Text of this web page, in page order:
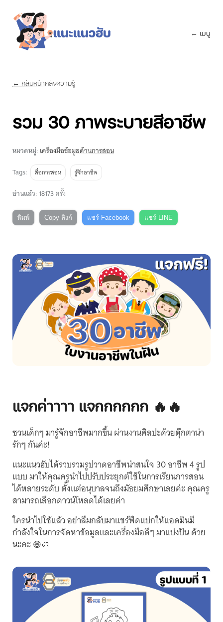
← เมนู
← กลับหน้าคลังความรู้
รวม 30 ภาพระบายสีอาชีพ
หมวดหมู่:เครื่องมือข้อมูลด้านการสอน
Tags:
สื่อการสอน รู้จักอาชีพ
อ่านแล้ว: 18173 ครั้ง
พิมพ์ Copy ลิงก์ แชร์ Facebook แชร์ LINE
แจกค่าาาา แจกกกกกก 🔥🔥
ชวนเด็กๆ มารู้จักอาชีพมากขึ้น ผ่านงานศิลปะด้วยตุ๊กตาน่า
รักๆ กันค่ะ!
แนะแนวฮับได้รวบรวมรูปวาดอาชีพน่าสนใจ 30 อาชีพ 4 รูป
แบบ มาให้คุณครูนำไปปรับประยุกต์ใช้ในการเรียนการสอน
ได้หลายระดับ ตั้งแต่อนุบาลจนถึงมัธยมศึกษาเลยค่ะ คุณครู
สามารถเลือกดาวน์โหลดได้เลยค่า
ใครนำไปใช้แล้ว อย่าลืมกลับมาแชร์ฟีดแบ่กให้แอดมินมี
กำลังใจในการจัดหาข้อมูลและเครื่องมือดีๆ มาแบ่งปัน ด้วย
นะคะ 😄🎨